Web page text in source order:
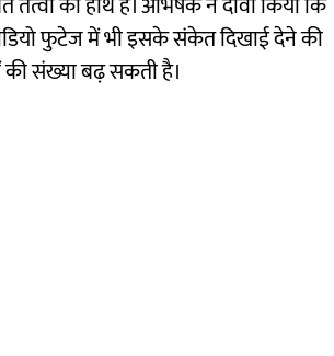
फुटेज में भी इसके संकेत दिखाई देने की
की संख्या बढ़ सकती है।